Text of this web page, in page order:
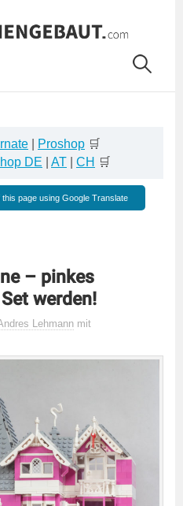
Proshop 🛒
DE AT CH 🛒
this page using Google Translate
– pinkes
werden!
Lehmann mit